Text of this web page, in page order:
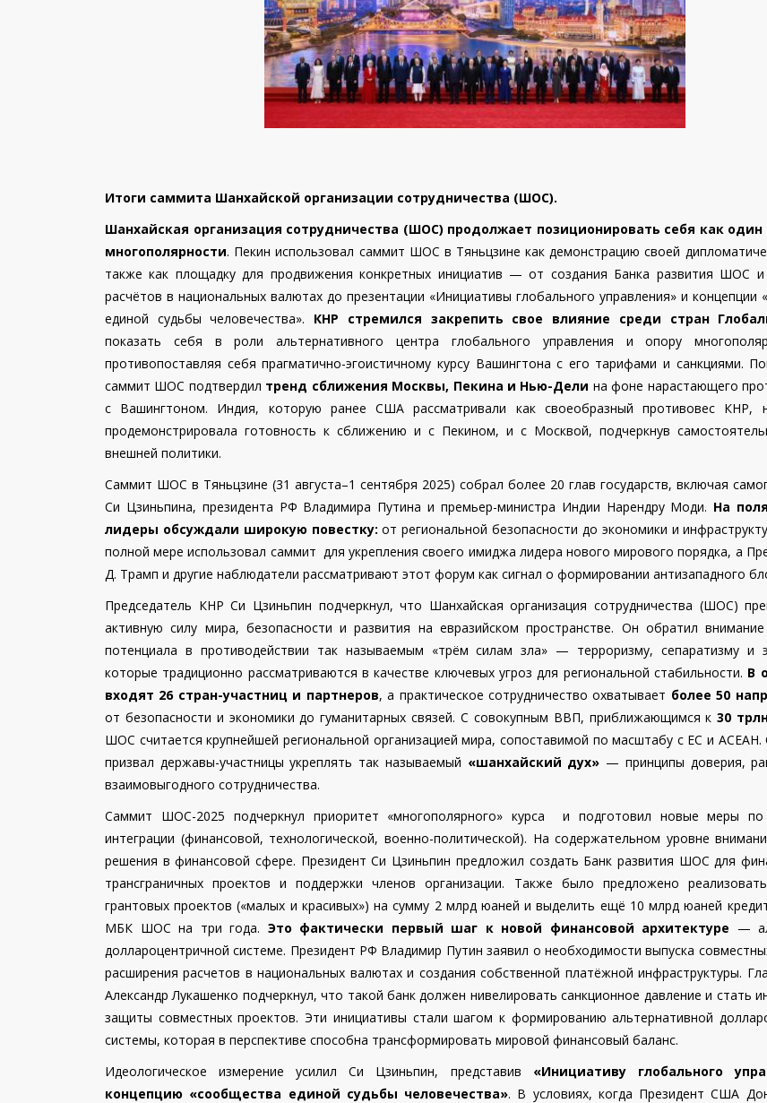
Итоги саммита Шанхайской организации сотрудничества (ШОС).
Шанхайская организация сотрудничества (ШОС) продолжает позиционировать себя как один
многополярности. Пекин использовал саммит ШОС в Тяньцзине как демонстрацию своей
также как площадку для продвижения конкретных инициатив — от создания Банка развития ШОС и
расчётов в национальных валютах до презентации «Инициативы глобального управления» и концепции
единой судьбы человечества». КНР стремился закрепить свое влияние среди стран
показать себя в роли альтернативного центра глобального управления и опору
противопоставляя себя прагматично-эгоистичному курсу Вашингтона с его тарифами и санкциями.
саммит ШОС подтвердил тренд сближения Москвы, Пекина и Нью-Дели на фоне нарастающего
с Вашингтоном.
Индия, которую ранее США рассматривали как своеобразный противовес КНР,
продемонстрировала готовность к сближению и с Пекином, и с Москвой, подчеркнув
внешней политики.
Саммит ШОС в Тяньцзине (31 августа–1 сентября 2025) собрал более 20 глав государств, включая
Си Цзиньпина, президента РФ Владимира Путина и премьер-министра Индии Нарендру Моди. На
лидеры обсуждали широкую повестку:от региональной безопасности до экономики и
полной мере использовал саммит для укрепления своего имиджа лидера нового мирового порядка, а
Д. Трамп и другие наблюдатели рассматривают этот форум как сигнал о формировании антизападного
Председатель КНР Си Цзиньпин подчеркнул, что Шанхайская организация сотрудничества (ШОС)
активную силу мира, безопасности и развития на евразийском пространстве. Он обратил
потенциала в противодействии так называемым «трём силам зла» — терроризму, сепаратизму и
которые традиционно рассматриваются в качестве ключевых угроз для региональной стабильности. В
входят 26 стран-участниц и партнеров, а практическое сотрудничество охватывает более 50
от безопасности и экономики до гуманитарных связей. С совокупным ВВП, приближающимся к30
ШОС считается крупнейшей региональной организацией мира, сопоставимой по масштабу с ЕС и АСЕАН.
призвал державы-участницы укреплять так называемый «шанхайский дух» — принципы доверия,
взаимовыгодного сотрудничества.
Саммит ШОС-2025 подчеркнул приоритет «многополярного» курса и подготовил новые меры по
интеграции (финансовой, технологической, военно-политической). На содержательном уровне
решения в финансовой сфере. Президент Си Цзиньпин предложил создать Банк развития ШОС для
трансграничных проектов и поддержки членов организации. Также было предложено
грантовых проектов («малых и красивых») на сумму 2 млрд юаней и выделить ещё 10 млрд юаней
МБК ШОС на три года. Это фактически первый шаг к новой финансовой архитектуре —
доллароцентричной системе. Президент РФ Владимир Путин заявил о необходимости выпуска
расширения расчетов в национальных валютах и создания собственной платёжной инфраструктуры.
Александр Лукашенко подчеркнул, что такой банк должен нивелировать санкционное давление и стать
защиты совместных проектов. Эти инициативы стали шагом к формированию альтернативной
системы, которая в перспективе способна трансформировать мировой финансовый баланс.
Идеологическое измерение усилил Си Цзиньпин, представив «Инициативу глобального
концепцию «сообщества единой судьбы человечества». В условиях, когда Президент США